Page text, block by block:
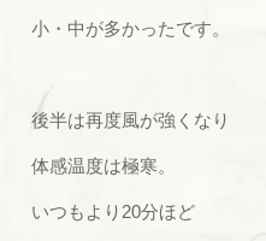
小・中が多かったです。
後半は再度風が強くなり
体感温度は極寒。
いつもより20分ほど